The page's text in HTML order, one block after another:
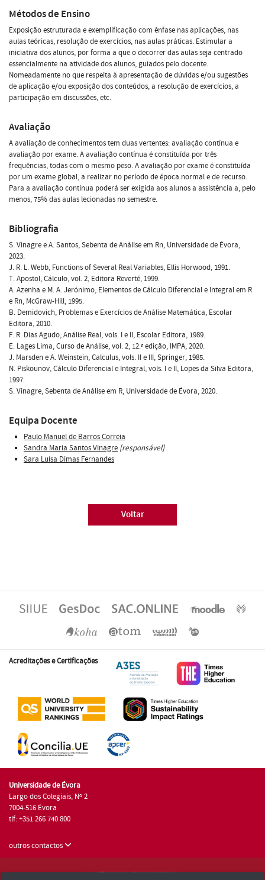
Métodos de Ensino
Exposição estruturada e exemplificação com ênfase nas aplicações, nas
aulas teóricas, resolução de exercícios, nas aulas práticas. Estimular a
iniciativa dos alunos, por forma a que o decorrer das aulas seja centrado
essencialmente na atividade dos alunos, guiados pelo docente.
Nomeadamente no que respeita à apresentação de dúvidas e/ou sugestões
de aplicação e/ou exposição dos conteúdos, a resolução de exercícios, a
participação em discussões, etc.
Avaliação
A avaliação de conhecimentos tem duas vertentes: avaliação contínua e
avaliação por exame. A avaliação contínua é constituída por três
frequências, todas com o mesmo peso. A avaliação por exame é constituída
por um exame global, a realizar no período de época normal e de recurso.
Para a avaliação contínua poderá ser exigida aos alunos a assistência a, pelo
menos, 75% das aulas lecionadas no semestre.
Bibliografia
S. Vinagre e A. Santos, Sebenta de Análise em Rn, Universidade de Évora,
2023.
J. R. L. Webb, Functions of Several Real Variables, Ellis Horwood, 1991.
T. Apostol, Cálculo, vol. 2, Editora Reverté, 1999.
A. Azenha e M. A. Jerónimo, Elementos de Cálculo Diferencial e Integral em R
e Rn, McGraw-Hill, 1995.
B. Demidovich, Problemas e Exercícios de Análise Matemática, Escolar
Editora, 2010.
F. R. Dias Agudo, Análise Real, vols. I e II, Escolar Editora, 1989.
E. Lages Lima, Curso de Análise, vol. 2, 12.ª edição, IMPA, 2020.
J. Marsden e A. Weinstein, Calculus, vols. II e III, Springer, 1985.
N. Piskounov, Cálculo Diferencial e Integral, vols. I e II, Lopes da Silva Editora,
1997.
S. Vinagre, Sebenta de Análise em R, Universidade de Évora, 2020.
Equipa Docente
Paulo Manuel de Barros Correia
Sandra Maria Santos Vinagre [responsável]
Sara Luísa Dimas Fernandes
Voltar
Acreditações e Certificações
Universidade de Évora
Largo dos Colegiais, Nº 2
7004-516 Évora
tlf: +351 266 740 800
outros contactos